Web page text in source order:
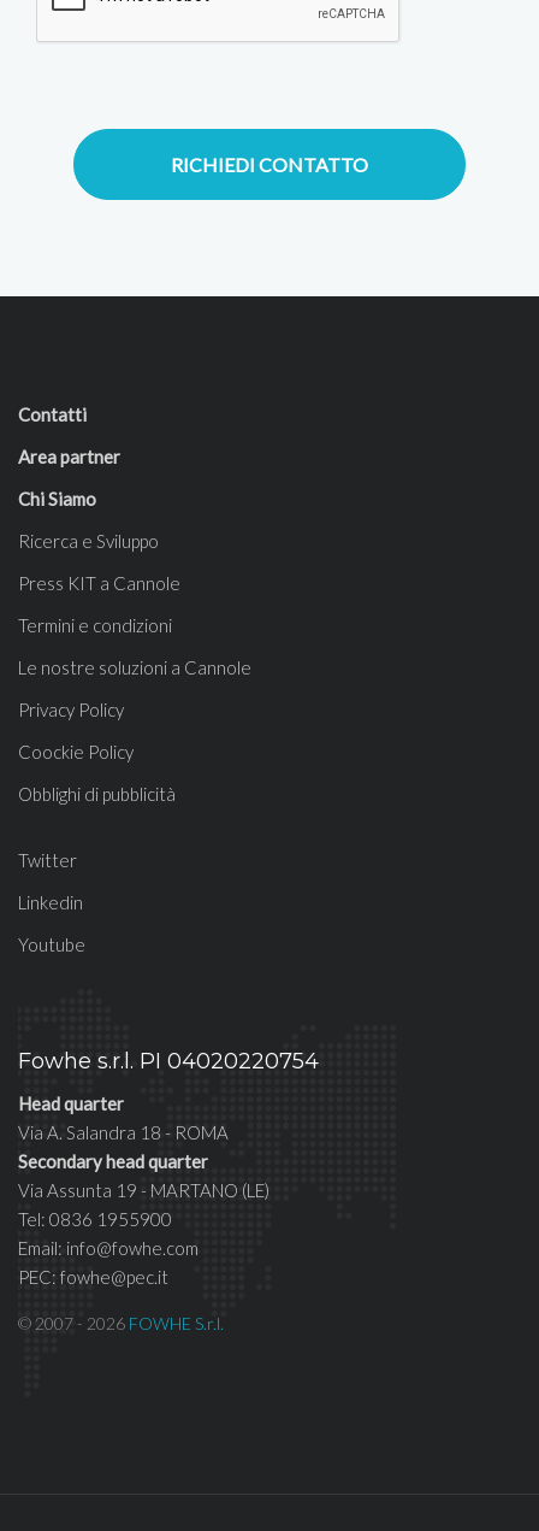
RICHIEDI CONTATTO
Contatti
Area partner
Chi Siamo
Ricerca e Sviluppo
Press KIT a Cannole
Termini e condizioni
Le nostre soluzioni a Cannole
Privacy Policy
Coockie Policy
Obblighi di pubblicità
Twitter
Linkedin
Youtube
Fowhe s.r.l. PI 04020220754
Head quarter
Via A. Salandra 18 - ROMA
Secondary head quarter
Via Assunta 19 - MARTANO (LE)
Tel: 0836 1955900
Email: info@fowhe.com
PEC: fowhe@pec.it
© 2007 - 2026 FOWHE S.r.l.